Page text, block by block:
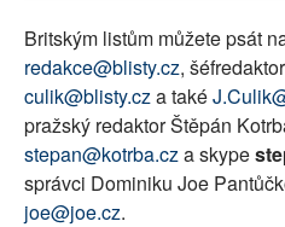
PLNÁ VERZE STRÁNEK
Britským listům můžete psát
redakce@blisty.cz,
culik@blisty.cza také
pražský redaktor Štěpán
stepan@kotrba.cza skype
správci Dominiku Joe
joe@joe.cz.